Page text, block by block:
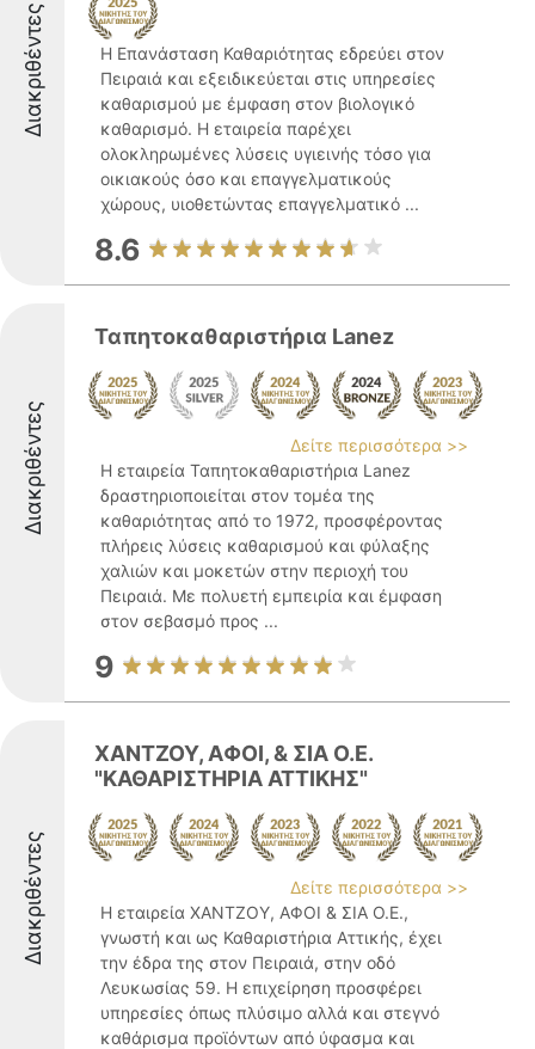
Διακριθέντες
Η Επανάσταση Καθαριότητας εδρεύει στον
Πειραιά και εξειδικεύεται στις υπηρεσίες
καθαρισμού με έμφαση στον βιολογικό
καθαρισμό. Η εταιρεία παρέχει
ολοκληρωμένες λύσεις υγιεινής τόσο για
οικιακούς όσο και επαγγελματικούς
χώρους, υιοθετώντας επαγγελματικό ...
8.6
Διακριθέντες
Ταπητοκαθαριστήρια Lanez
Δείτε περισσότερα >>
Η εταιρεία Ταπητοκαθαριστήρια Lanez
δραστηριοποιείται στον τομέα της
καθαριότητας από το 1972, προσφέροντας
πλήρεις λύσεις καθαρισμού και φύλαξης
χαλιών και μοκετών στην περιοχή του
Πειραιά. Με πολυετή εμπειρία και έμφαση
στον σεβασμό προς ...
9
Διακριθέντες
ΧΑΝΤΖΟΥ, ΑΦΟΙ, & ΣΙΑ Ο.Ε.
"ΚΑΘΑΡΙΣΤΗΡΙΑ ΑΤΤΙΚΗΣ"
Δείτε περισσότερα >>
Η εταιρεία ΧΑΝΤΖΟΥ, ΑΦΟΙ & ΣΙΑ Ο.Ε.,
γνωστή και ως Καθαριστήρια Αττικής, έχει
την έδρα της στον Πειραιά, στην οδό
Λευκωσίας 59. Η επιχείρηση προσφέρει
υπηρεσίες όπως πλύσιμο αλλά και στεγνό
καθάρισμα προϊόντων από ύφασμα και